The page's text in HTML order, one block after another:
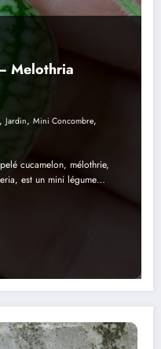
Melothria
, Jardin, Mini Concombre,
cucamelon, mélothrie,
est un mini légume…